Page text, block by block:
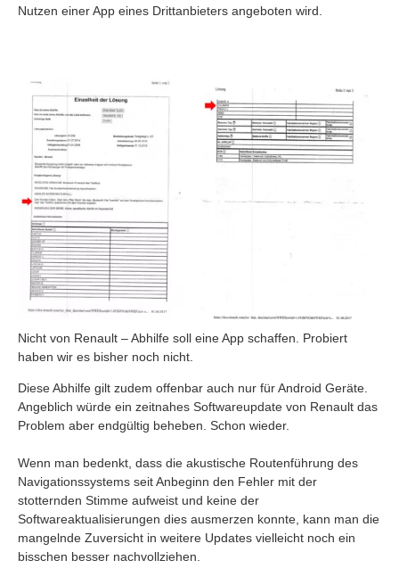
Nutzen einer App eines Drittanbieters angeboten wird.
Nicht von Renault – Abhilfe soll eine App schaffen. Probiert
haben wir es bisher noch nicht.
Diese Abhilfe gilt zudem offenbar auch nur für Android Geräte.
Angeblich würde ein zeitnahes Softwareupdate von Renault das
Problem aber endgültig beheben. Schon wieder.
Wenn man bedenkt, dass die akustische Routenführung des
Navigationssystems seit Anbeginn den Fehler mit der
stotternden Stimme aufweist und keine der
Softwareaktualisierungen dies ausmerzen konnte, kann man die
mangelnde Zuversicht in weitere Updates vielleicht noch ein
bisschen besser nachvollziehen.